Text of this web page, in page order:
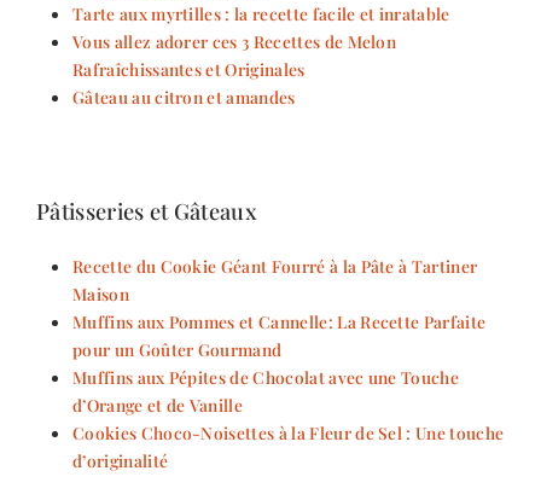
Tarte aux myrtilles : la recette facile et inratable
Vous allez adorer ces 3 Recettes de Melon
Rafraîchissantes et Originales
Gâteau au citron et amandes
Pâtisseries et Gâteaux
Recette du Cookie Géant Fourré à la Pâte à Tartiner
Maison
Muffins aux Pommes et Cannelle: La Recette Parfaite
pour un Goûter Gourmand
Muffins aux Pépites de Chocolat avec une Touche
d’Orange et de Vanille
Cookies Choco-Noisettes à la Fleur de Sel : Une touche
d’originalité